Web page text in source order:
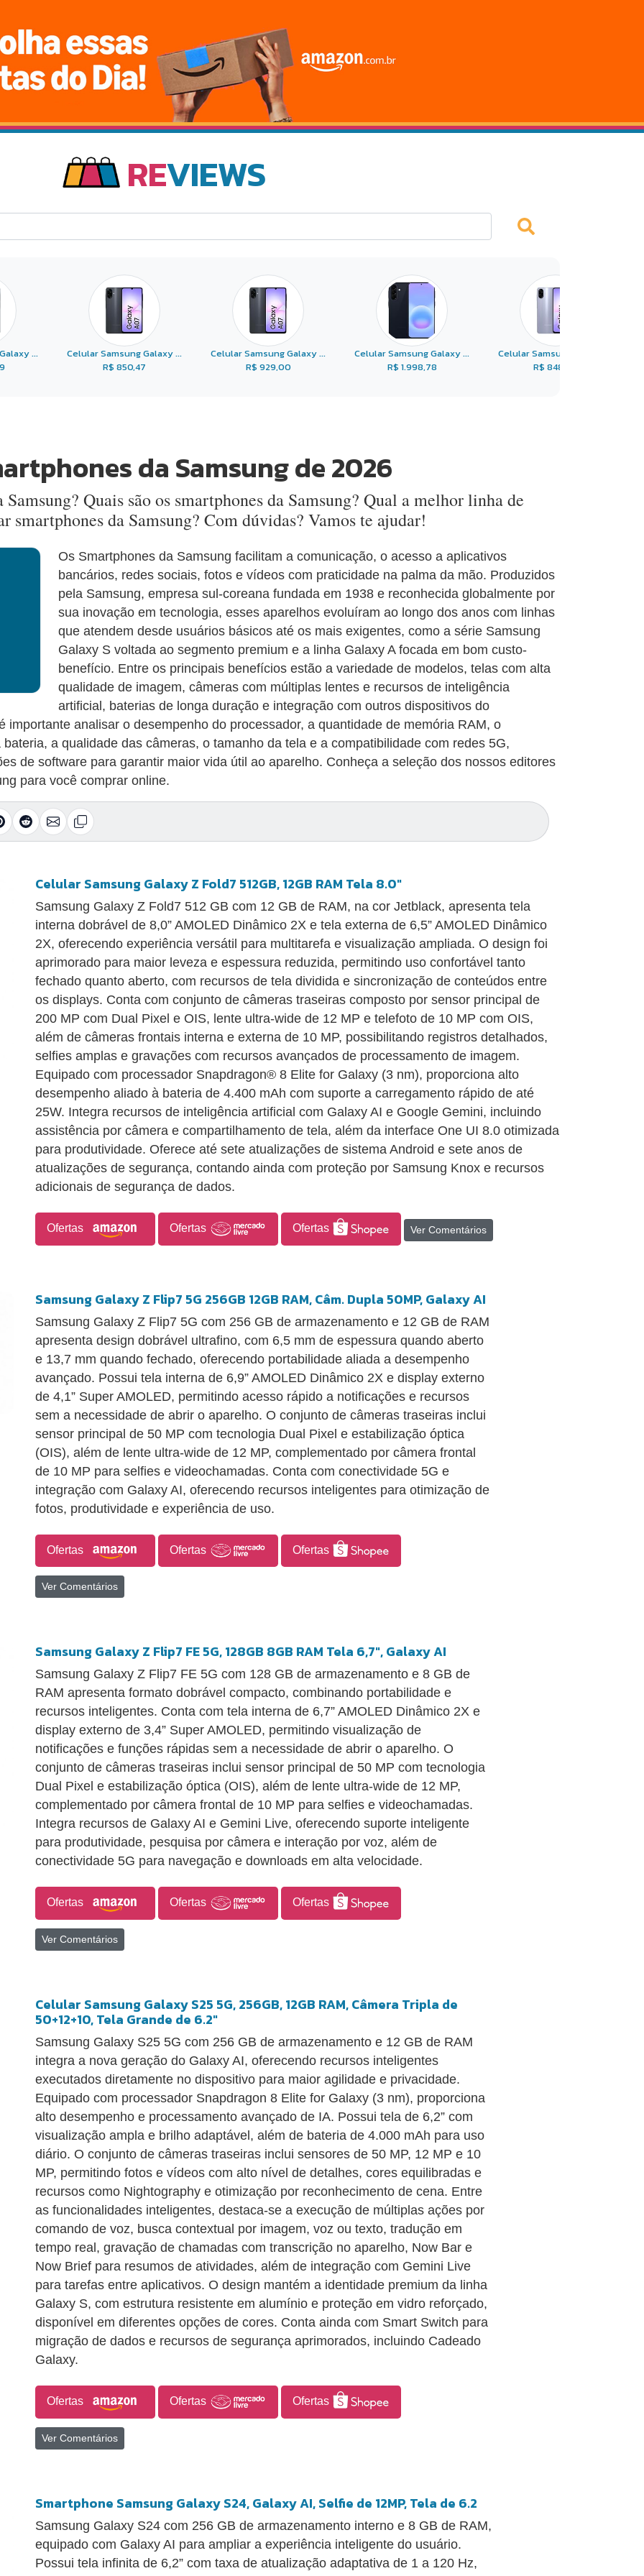
REVIEWS
...
Celular Samsung Galaxy ...
R$ 850,47
Celular Samsung Galaxy ...
R$ 929,00
Celular Samsung Galaxy ...
R$ 1.998,78
Celular Samsung Galaxy ...
R$ 848,00
da Samsung de 2026
Quais são os smartphones da Samsung? Qual a melhor linha de
smartphones da Samsung? Com dúvidas? Vamos te ajudar!
Os Smartphones da Samsung facilitam a comunicação, o acesso a aplicativos
bancários, redes sociais, fotos e vídeos com praticidade na palma da mão. Produzidos
pela Samsung, empresa sul-coreana fundada em 1938 e reconhecida globalmente por
sua inovação em tecnologia, esses aparelhos evoluíram ao longo dos anos com linhas
que atendem desde usuários básicos até os mais exigentes, como a série Samsung
Galaxy S voltada ao segmento premium e a linha Galaxy A focada em bom custo-
benefício. Entre os principais benefícios estão a variedade de modelos, telas com alta
qualidade de imagem, câmeras com múltiplas lentes e recursos de inteligência
artificial, baterias de longa duração e integração com outros dispositivos do
importante analisar o desempenho do processador, a quantidade de memória RAM, o
a qualidade das câmeras, o tamanho da tela e a compatibilidade com redes 5G,
de software para garantir maior vida útil ao aparelho. Conheça a seleção dos nossos editores
para você comprar online.
Celular Samsung Galaxy Z Fold7 512GB, 12GB RAM Tela 8.0"
Samsung Galaxy Z Fold7 512 GB com 12 GB de RAM, na cor Jetblack, apresenta tela
interna dobrável de 8,0” AMOLED Dinâmico 2X e tela externa de 6,5” AMOLED Dinâmico
2X, oferecendo experiência versátil para multitarefa e visualização ampliada. O design foi
aprimorado para maior leveza e espessura reduzida, permitindo uso confortável tanto
fechado quanto aberto, com recursos de tela dividida e sincronização de conteúdos entre
os displays. Conta com conjunto de câmeras traseiras composto por sensor principal de
200 MP com Dual Pixel e OIS, lente ultra-wide de 12 MP e telefoto de 10 MP com OIS,
além de câmeras frontais interna e externa de 10 MP, possibilitando registros detalhados,
selfies amplas e gravações com recursos avançados de processamento de imagem.
Equipado com processador Snapdragon® 8 Elite for Galaxy (3 nm), proporciona alto
desempenho aliado à bateria de 4.400 mAh com suporte a carregamento rápido de até
25W. Integra recursos de inteligência artificial com Galaxy AI e Google Gemini, incluindo
assistência por câmera e compartilhamento de tela, além da interface One UI 8.0 otimizada
para produtividade. Oferece até sete atualizações de sistema Android e sete anos de
atualizações de segurança, contando ainda com proteção por Samsung Knox e recursos
adicionais de segurança de dados.
Ofertas Ofertas Ofertas Ver Comentários
Samsung Galaxy Z Flip7 5G 256GB 12GB RAM, Câm. Dupla 50MP, Galaxy AI
Samsung Galaxy Z Flip7 5G com 256 GB de armazenamento e 12 GB de RAM
apresenta design dobrável ultrafino, com 6,5 mm de espessura quando aberto
e 13,7 mm quando fechado, oferecendo portabilidade aliada a desempenho
avançado. Possui tela interna de 6,9” AMOLED Dinâmico 2X e display externo
de 4,1” Super AMOLED, permitindo acesso rápido a notificações e recursos
sem a necessidade de abrir o aparelho. O conjunto de câmeras traseiras inclui
sensor principal de 50 MP com tecnologia Dual Pixel e estabilização óptica
(OIS), além de lente ultra-wide de 12 MP, complementado por câmera frontal
de 10 MP para selfies e videochamadas. Conta com conectividade 5G e
integração com Galaxy AI, oferecendo recursos inteligentes para otimização de
fotos, produtividade e experiência de uso.
Ofertas Ofertas Ofertas
Ver Comentários
Samsung Galaxy Z Flip7 FE 5G, 128GB 8GB RAM Tela 6,7", Galaxy AI
Samsung Galaxy Z Flip7 FE 5G com 128 GB de armazenamento e 8 GB de
RAM apresenta formato dobrável compacto, combinando portabilidade e
recursos inteligentes. Conta com tela interna de 6,7” AMOLED Dinâmico 2X e
display externo de 3,4” Super AMOLED, permitindo visualização de
notificações e funções rápidas sem a necessidade de abrir o aparelho. O
conjunto de câmeras traseiras inclui sensor principal de 50 MP com tecnologia
Dual Pixel e estabilização óptica (OIS), além de lente ultra-wide de 12 MP,
complementado por câmera frontal de 10 MP para selfies e videochamadas.
Integra recursos de Galaxy AI e Gemini Live, oferecendo suporte inteligente
para produtividade, pesquisa por câmera e interação por voz, além de
conectividade 5G para navegação e downloads em alta velocidade.
Ofertas Ofertas Ofertas
Ver Comentários
Celular Samsung Galaxy S25 5G, 256GB, 12GB RAM, Câmera Tripla de
50+12+10, Tela Grande de 6.2"
Samsung Galaxy S25 5G com 256 GB de armazenamento e 12 GB de RAM
integra a nova geração do Galaxy AI, oferecendo recursos inteligentes
executados diretamente no dispositivo para maior agilidade e privacidade.
Equipado com processador Snapdragon 8 Elite for Galaxy (3 nm), proporciona
alto desempenho e processamento avançado de IA. Possui tela de 6,2” com
visualização ampla e brilho adaptável, além de bateria de 4.000 mAh para uso
diário. O conjunto de câmeras traseiras inclui sensores de 50 MP, 12 MP e 10
MP, permitindo fotos e vídeos com alto nível de detalhes, cores equilibradas e
recursos como Nightography e otimização por reconhecimento de cena. Entre
as funcionalidades inteligentes, destaca-se a execução de múltiplas ações por
comando de voz, busca contextual por imagem, voz ou texto, tradução em
tempo real, gravação de chamadas com transcrição no aparelho, Now Bar e
Now Brief para resumos de atividades, além de integração com Gemini Live
para tarefas entre aplicativos. O design mantém a identidade premium da linha
Galaxy S, com estrutura resistente em alumínio e proteção em vidro reforçado,
disponível em diferentes opções de cores. Conta ainda com Smart Switch para
migração de dados e recursos de segurança aprimorados, incluindo Cadeado
Galaxy.
Ofertas Ofertas Ofertas
Ver Comentários
Smartphone Samsung Galaxy S24, Galaxy AI, Selfie de 12MP, Tela de 6.2
Samsung Galaxy S24 com 256 GB de armazenamento interno e 8 GB de RAM,
equipado com Galaxy AI para ampliar a experiência inteligente do usuário.
Possui tela infinita de 6,2” com taxa de atualização adaptativa de 1 a 120 Hz,